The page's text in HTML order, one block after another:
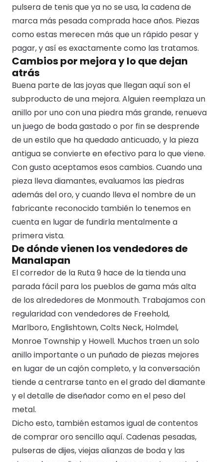
pulsera de tenis que ya no se usa, la cadena de
marca más pesada comprada hace años. Piezas
como estas merecen más que un rápido pesar y
pagar, y así es exactamente como las tratamos.
Cambios por mejora y lo que dejan
atrás
Buena parte de las joyas que llegan aquí son el
subproducto de una mejora. Alguien reemplaza un
anillo por uno con una piedra más grande, renueva
un juego de boda gastado o por fin se desprende
de un estilo que ha quedado anticuado, y la pieza
antigua se convierte en efectivo para lo que viene.
Con gusto aceptamos esos cambios. Cuando una
pieza lleva diamantes, evaluamos las piedras
además del oro, y cuando lleva el nombre de un
fabricante reconocido también lo tenemos en
cuenta en lugar de fundirla mentalmente a
primera vista.
De dónde vienen los vendedores de
Manalapan
El corredor de la Ruta 9 hace de la tienda una
parada fácil para los pueblos de gama más alta
de los alrededores de Monmouth. Trabajamos con
regularidad con vendedores de Freehold,
Marlboro, Englishtown, Colts Neck, Holmdel,
Monroe Township y Howell. Muchos traen un solo
anillo importante o un puñado de piezas mejores
en lugar de un cajón completo, y la conversación
tiende a centrarse tanto en el grado del diamante
y el detalle de diseñador como en el peso del
metal.
Dicho esto, también estamos igual de contentos
de comprar oro sencillo aquí. Cadenas pesadas,
pulseras de dijes, viejas alianzas de boda y las